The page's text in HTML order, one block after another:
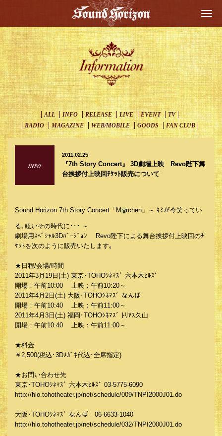
ALL INFO RELEASE LIVE EVENT
TV
RADIO
MAGAZINE WEB/MOBILE GOODS FAN CLUB
2011.02.25
『7th Story Concert』 3D劇場上映 Revo陛下舞
台挨拶付上映回ﾁｹｯﾄ販売について
Sound Horizon 7th Story Concert「M rchen」～ ｷﾐが今笑ってい
る､眩いその時代に･･･ ～
劇場用ｽﾍﾟｼｬﾙ3Dﾊﾞｰｼﾞｮﾝ Revo陛下による舞台挨拶付上映回のﾁ
ｹｯﾄを次のように販売いたします｡
★日程/会場/時間
2011年3月19日(土) 東京･TOHOｼﾈﾏｽﾞ 六本木ﾋﾙｽﾞ
開場：午前10:00 上映：午前10:20～
2011年4月2日(土) 大阪･TOHOｼﾈﾏｽﾞ なんば
開場：午前10:40 上映：午前11:00～
2011年4月3日(土) 福岡･TOHOｼﾈﾏｽﾞ ﾄﾘｱｽ久山
開場：午前10:40 上映：午前11:00～
★料金
￥2,500(税込･3Dﾒｶﾞﾈ代込･全席指定)
★お問い合わせ先
東京･TOHOｼﾈﾏｽﾞ 六本木ﾋﾙｽﾞ 03-5775-6090
http://hlo.tohotheater.jp/net/schedule/009/TNPI2000J01.do
大阪･TOHOｼﾈﾏｽﾞ なんば 06-6633-1040
http://hlo.tohotheater.jp/net/schedule/032/TNPI2000J01.do